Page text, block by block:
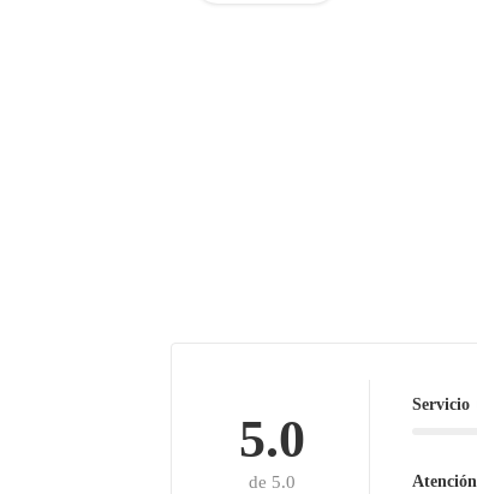
5.0
de 5.0
Servicio
Atención